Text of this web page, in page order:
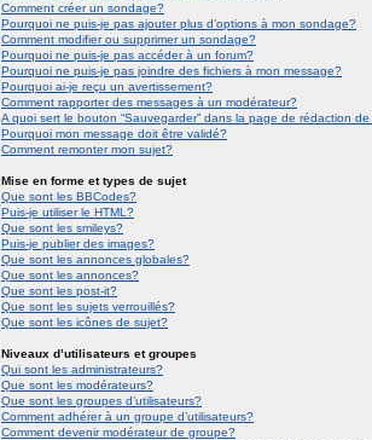
Comment créer un sondage?
Pourquoi ne puis-je pas ajouter plus d’options à mon sondage?
Comment modifier ou supprimer un sondage?
Pourquoi ne puis-je pas accéder à un forum?
Pourquoi ne puis-je pas joindre des fichiers à mon message?
Pourquoi ai-je reçu un avertissement?
Comment rapporter des messages à un modérateur?
A quoi sert le bouton “Sauvegarder” dans la page de rédaction
Pourquoi mon message doit être validé?
Comment remonter mon sujet?
Mise en forme et types de sujet
Que sont les BBCodes?
Puis-je utiliser le HTML?
Que sont les smileys?
Puis-je publier des images?
Que sont les annonces globales?
Que sont les annonces?
Que sont les post-it?
Que sont les sujets verrouillés?
Que sont les icônes de sujet?
Niveaux d’utilisateurs et groupes
Qui sont les administrateurs?
Que sont les modérateurs?
Que sont les groupes d’utilisateurs?
Comment adhérer à un groupe d’utilisateurs?
Comment devenir modérateur de groupe?